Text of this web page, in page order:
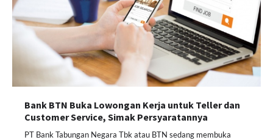
Bank BTN Buka Lowongan Kerja untuk Teller dan
Customer Service, Simak Persyaratannya
PT Bank Tabungan Negara Tbk atau BTN sedang membuka